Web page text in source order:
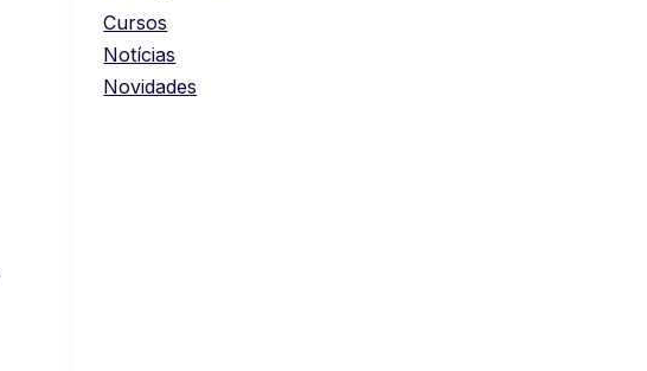
Cursos
Notícias
Novidades